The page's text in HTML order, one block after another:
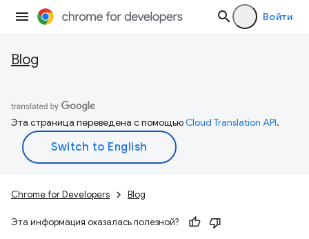
Войти
Blog
Эта страница переведена с помощьюCloud Translation API.
Chrome for Developers Blog
Эта информация оказалась полезной?